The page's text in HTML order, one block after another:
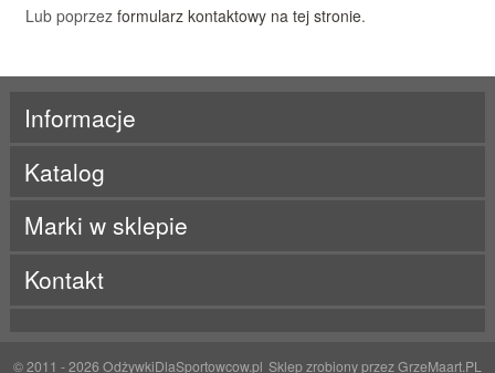
Lub poprzez formularz kontaktowy na tej stronie.
Informacje
Katalog
Marki w sklepie
ALE
Beet It
Kontakt
© 2011 - 2026OdżywkiDlaSportowcow.pl Sklep zrobiony przezGrzeMaart.PL